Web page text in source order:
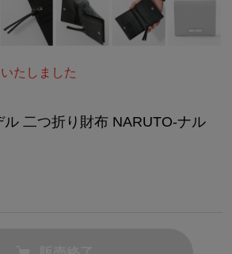
たしました
二つ折り財布 NARUTO-ナル